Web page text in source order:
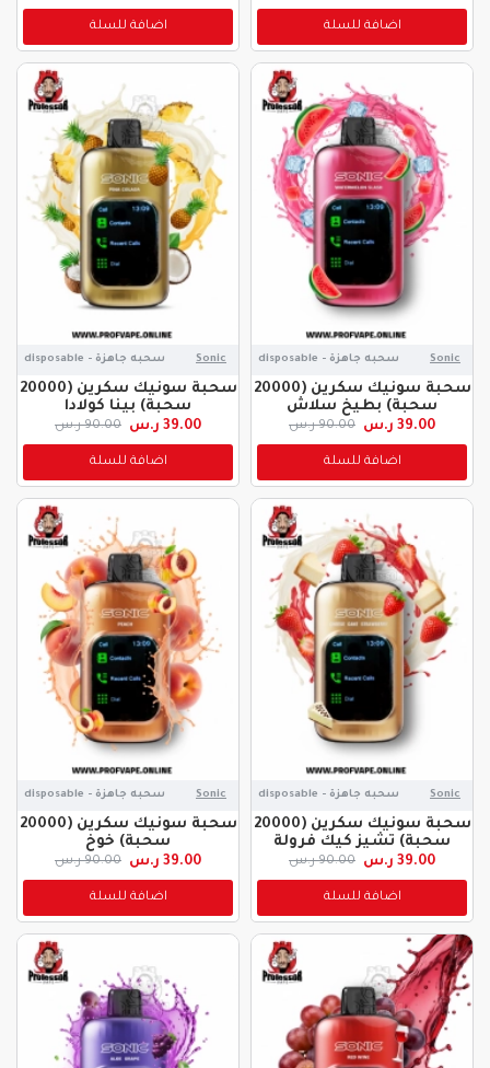
اضافة للسلة اضافة للسلة
Sonic سحبه جاهزة - disposable
سحبة سونيك سكرين (20000
سحبة) بطيخ سلاش
39.00 ر.س 90.00 ر.س
اضافة للسلة
Sonic سحبه جاهزة - disposable
سحبة سونيك سكرين (20000
سحبة) بينا كولادا
39.00 ر.س 90.00 ر.س
اضافة للسلة
Sonic سحبه جاهزة - disposable
سحبة سونيك سكرين (20000
سحبة) تشيز كيك فرولة
39.00 ر.س 90.00 ر.س
اضافة للسلة
Sonic سحبه جاهزة - disposable
سحبة سونيك سكرين (20000
سحبة) خوخ
39.00 ر.س 90.00 ر.س
اضافة للسلة